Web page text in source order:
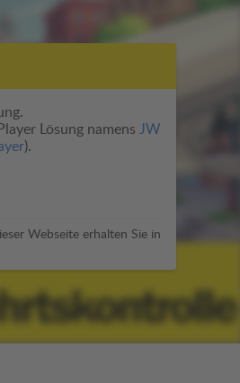
Lösung namens JW
).
Webseite erhalten Sie in